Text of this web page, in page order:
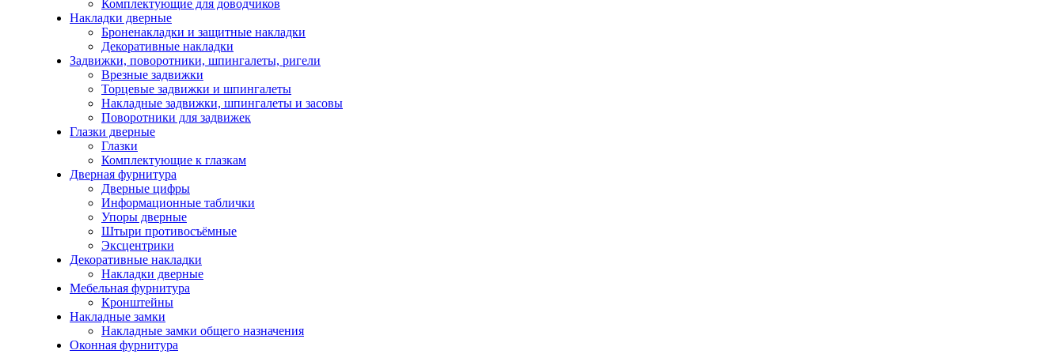
Комплектующие для доводчиков
Накладки дверные
Броненакладки и защитные накладки
Декоративные накладки
Задвижки, поворотники, шпингалеты, ригели
Врезные задвижки
Торцевые задвижки и шпингалеты
Накладные задвижки, шпингалеты и засовы
Поворотники для задвижек
Глазки дверные
Глазки
Комплектующие к глазкам
Дверная фурнитура
Дверные цифры
Информационные таблички
Упоры дверные
Штыри противосъёмные
Эксцентрики
Декоративные накладки
Накладки дверные
Мебельная фурнитура
Кронштейны
Накладные замки
Накладные замки общего назначения
Оконная фурнитура